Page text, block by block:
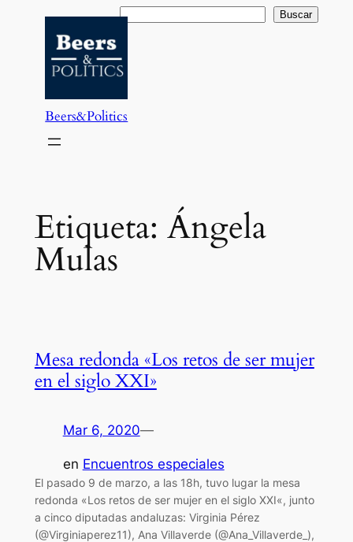
contenido
Buscar Buscar
Beers&Politics
Etiqueta: Ángela
Mulas
Mesa redonda «Los retos de ser mujer
en el siglo XXI»
Mar 6, 2020—
en Encuentros especiales
El pasado 9 de marzo, a las 18h, tuvo lugar la mesa
redonda «Los retos de ser mujer en el siglo XXI«, junto
a cinco diputadas andaluzas: Virginia Pérez
(@Virginiaperez11), Ana Villaverde (@Ana_Villaverde_),